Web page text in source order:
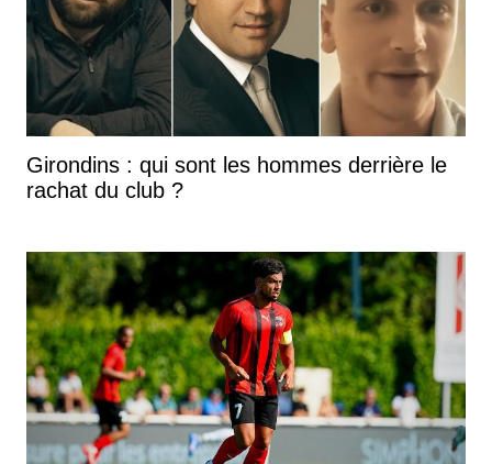
Girondins : qui sont les hommes derrière le
rachat du club ?